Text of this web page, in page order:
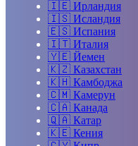
🇮🇪 Ирландия
🇮🇸 Исландия
🇪🇸 Испания
🇮🇹 Италия
🇾🇪 Йемен
🇰🇿 Казахстан
🇰🇭 Камбоджа
🇨🇲 Камерун
🇨🇦 Канада
🇶🇦 Катар
🇰🇪 Кения